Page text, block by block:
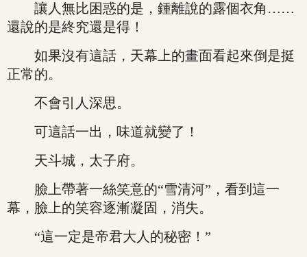
讓人無比困惑的是，鍾離說的露個衣角……
還說的是終究還是得！
如果沒有這話，天幕上的畫面看起來倒是挺
正常的。
不會引人深思。
可這話一出，味道就變了！
天斗城，太子府。
臉上帶著一絲笑意的“雪清河”，看到這一
幕，臉上的笑容逐漸凝固，消失。
“這一定是帝君大人的秘密！”